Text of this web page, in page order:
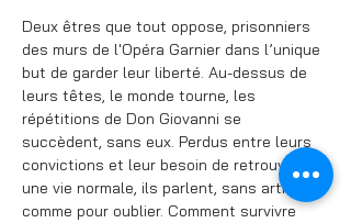
Deux êtres que tout oppose, prisonniers
des murs de l'Opéra Garnier dans l’unique
but de garder leur liberté. Au-dessus de
leurs têtes, le monde tourne, les
répétitions de Don Giovanni se
succèdent, sans eux. Perdus entre leurs
convictions et leur besoin de retrouver
une vie normale, ils parlent, sans artifices,
comme pour oublier. Comment survivre